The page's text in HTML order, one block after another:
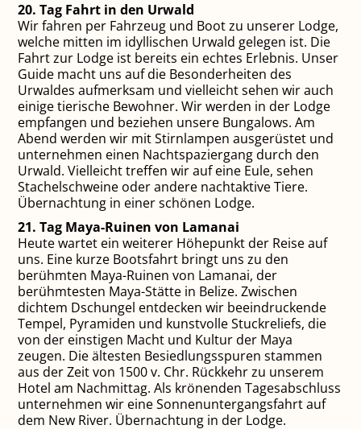
20. Tag Fahrt in den Urwald
Wir fahren per Fahrzeug und Boot zu unserer Lodge,
welche mitten im idyllischen Urwald gelegen ist. Die
Fahrt zur Lodge ist bereits ein echtes Erlebnis. Unser
Guide macht uns auf die Besonderheiten des
Urwaldes aufmerksam und vielleicht sehen wir auch
einige tierische Bewohner. Wir werden in der Lodge
empfangen und beziehen unsere Bungalows. Am
Abend werden wir mit Stirnlampen ausgerüstet und
unternehmen einen Nachtspaziergang durch den
Urwald. Vielleicht treffen wir auf eine Eule, sehen
Stachelschweine oder andere nachtaktive Tiere.
Übernachtung in einer schönen Lodge.
21. Tag Maya-Ruinen von Lamanai
Heute wartet ein weiterer Höhepunkt der Reise auf
uns. Eine kurze Bootsfahrt bringt uns zu den
berühmten Maya-Ruinen von Lamanai, der
berühmtesten Maya-Stätte in Belize. Zwischen
dichtem Dschungel entdecken wir beeindruckende
Tempel, Pyramiden und kunstvolle Stuckreliefs, die
von der einstigen Macht und Kultur der Maya
zeugen. Die ältesten Besiedlungsspuren stammen
aus der Zeit von 1500 v. Chr. Rückkehr zu unserem
Hotel am Nachmittag. Als krönenden Tagesabschluss
unternehmen wir eine Sonnenuntergangsfahrt auf
dem New River. Übernachtung in der Lodge.